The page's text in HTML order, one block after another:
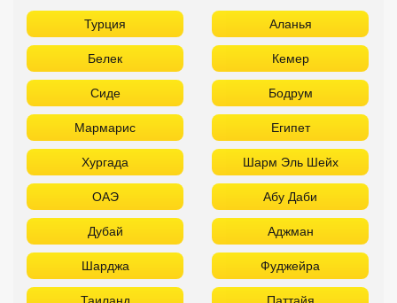
Турция Аланья
Белек Кемер
Сиде Бодрум
Мармарис Египет
Хургада Шарм Эль Шейх
ОАЭ Абу Даби
Дубай Аджман
Шарджа Фуджейра